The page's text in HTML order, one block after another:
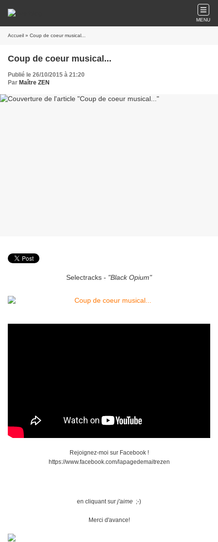
MENU
Accueil » Coup de coeur musical...
Coup de coeur musical...
Publié le 26/10/2015 à 21:20
Par Maître ZEN
Selectracks - "Black Opium"
Rejoignez-moi sur Facebook !
https://www.facebook.com/lapagedemaitrezen
en cliquant sur j'aime ;-)
Merci d'avance!